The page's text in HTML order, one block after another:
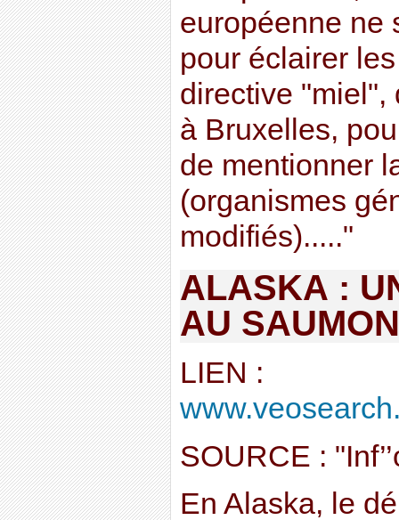
européenne ne
pour éclairer
directive "miel",
à Bruxelles,
de mentionner
(organismes
modifiés)....."
ALASKA :
AU
LIEN :
SOURCE :
En Alaska, le